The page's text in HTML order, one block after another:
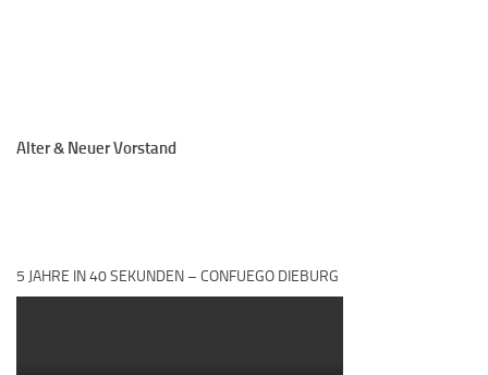
Alter & Neuer Vorstand
5 JAHRE IN 40 SEKUNDEN – CONFUEGO DIEBURG